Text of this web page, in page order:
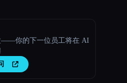
——你的下一位员工将在 AI